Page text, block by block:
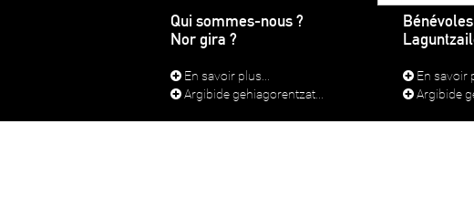
Qui sommes-nous ?
Nor gira ?
En savoir plus...
Argibide gehiagorentzat...
Bénévoles
En savoir
Argibide